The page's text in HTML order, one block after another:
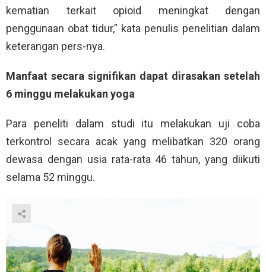
kematian terkait opioid meningkat dengan
penggunaan obat tidur,” kata penulis penelitian dalam
keterangan pers-nya.
Manfaat secara signifikan dapat dirasakan setelah
6 minggu melakukan yoga
Para peneliti dalam studi itu melakukan uji coba
terkontrol secara acak yang melibatkan 320 orang
dewasa dengan usia rata-rata 46 tahun, yang diikuti
selama 52 minggu.